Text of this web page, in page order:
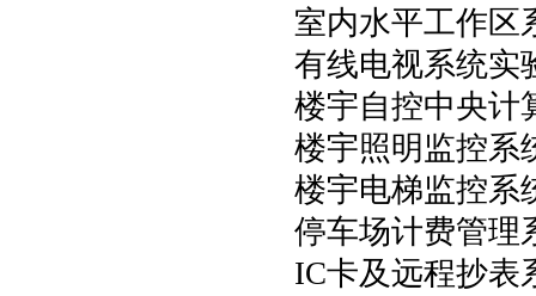
室内水平工作区
有线电视系统实
楼宇自控中央计
楼宇照明监控系
楼宇电梯监控系
停车场计费管理
IC卡及远程抄表